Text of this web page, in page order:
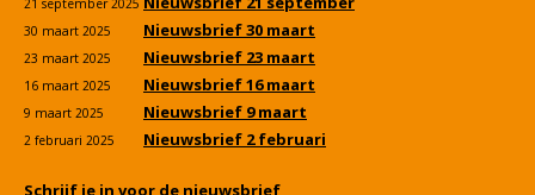
21 september 2025
30 maart 2025 Nieuwsbrief 30 maart
23 maart 2025 Nieuwsbrief 23 maart
16 maart 2025 Nieuwsbrief 16 maart
9 maart 2025 Nieuwsbrief 9 maart
2 februari 2025 Nieuwsbrief 2 februari
Schrijf je in voor de nieuwsbrief